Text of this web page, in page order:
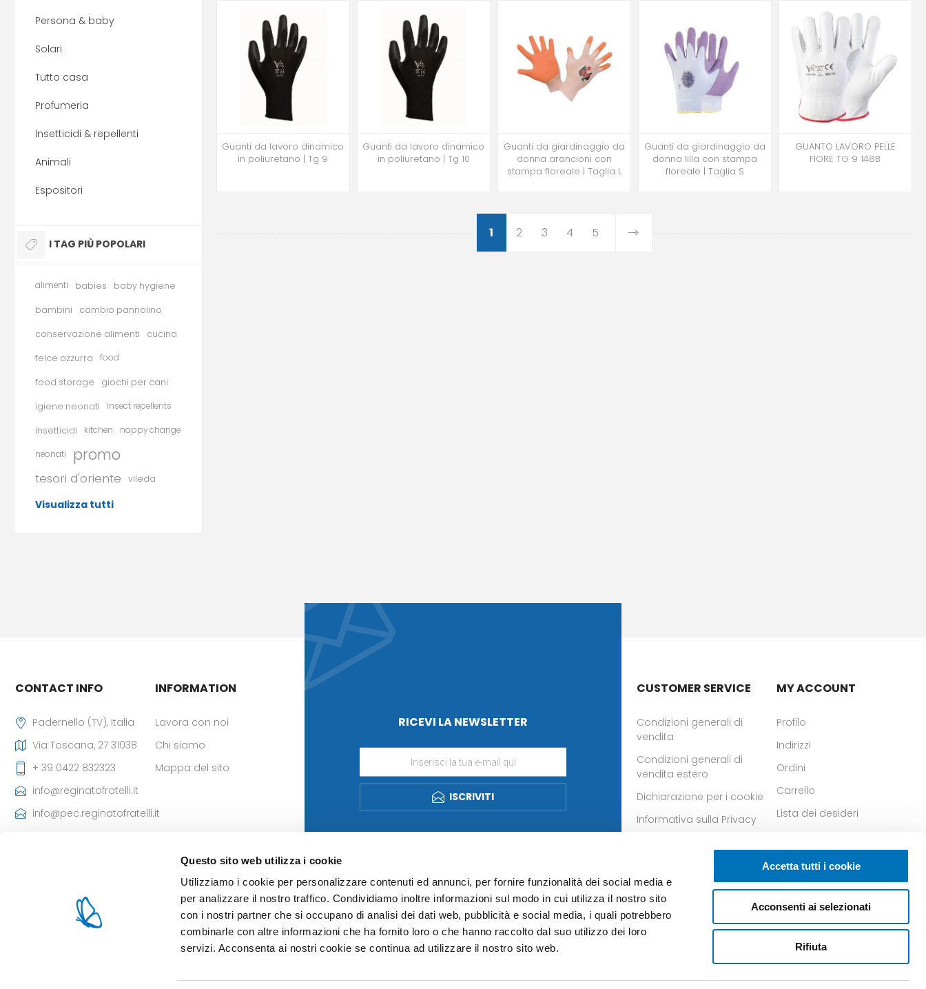
Questo sito web utilizza i cookie
Utilizziamo i cookie per personalizzare contenuti ed annunci, per fornire funzionalità dei social media e
per analizzare il nostro traffico. Condividiamo inoltre informazioni sul modo in cui utilizza il nostro sito
con i nostri partner che si occupano di analisi dei dati web, pubblicità e social media, i quali potrebbero
combinarle con altre informazioni che ha fornito loro o che hanno raccolto dal suo utilizzo dei loro
servizi. Acconsenta ai nostri cookie se continua ad utilizzare il nostro sito web.
Accetta tutti i cookie
Acconsenti ai selezionati
Rifiuta
Guanti da lavoro dinamico
in poliuretano | Tg 9
Guanti da lavoro dinamico
in poliuretano | Tg 10
Guanti da giardinaggio da
donna arancioni con
stampa floreale | Taglia L
Guanti da giardinaggio da
donna lilla con stampa
floreale | Taglia S
GUANTO LAVORO PELLE
FIORE TG 9 148B
1 2 3 4 5
Persona & baby
Solari
Tutto casa
Profumeria
Insetticidi & repellenti
Animali
Espositori
I TAG PIÙ POPOLARI
alimenti babies baby hygiene
bambini cambio pannolino
conservazione alimenti cucina
felce azzurra food
food storage giochi per cani
igiene neonati insect repellents
insetticidi kitchen nappy change
neonati promo
tesori d'oriente vileda
Visualizza tutti
RICEVI LA NEWSLETTER
ISCRIVITI
CONTACT INFO
Padernello (TV), Italia
Via Toscana, 27 31038
+ 39 0422 832323
info@reginatofratelli.it
info@pec.reginatofratelli.it
Iscr. CCIAA: 85980 di TV
- Cap. Soc: 101.400,00 €
INFORMATION
Lavora con noi
Chi siamo
Mappa del sito
CUSTOMER SERVICE
Condizioni generali di
vendita
Condizioni generali di
vendita estero
Dichiarazione per i cookie
Informativa sulla Privacy
MY ACCOUNT
Profilo
Indirizzi
Ordini
Carrello
Lista dei desideri
Scarica la nostra app per
IOS
Scarica la nostra app
per Android